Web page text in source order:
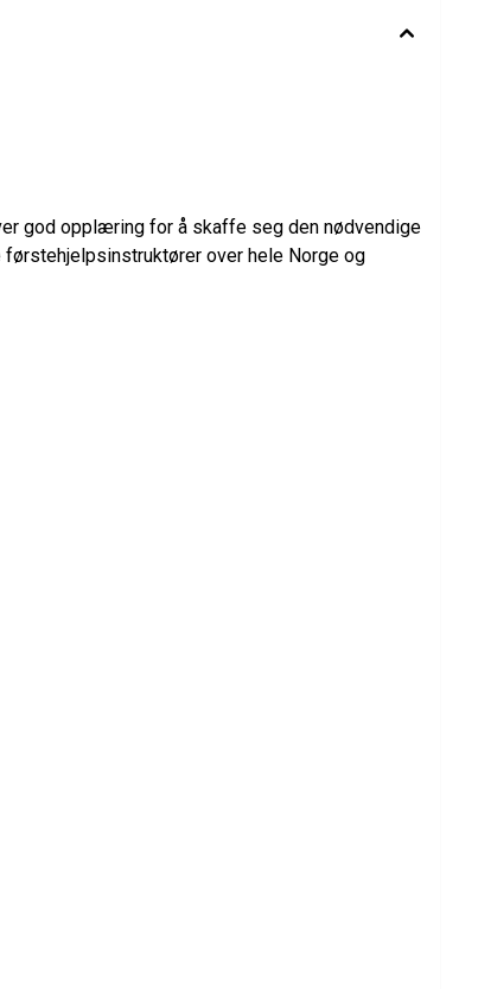
god opplæring for å skaffe seg den nødvendige
over hele Norge og